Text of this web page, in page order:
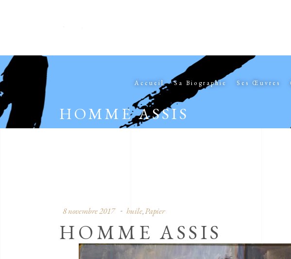
Accueil Sa Biographie Ses Œuvres
HOMME ASSIS
8 novembre 2017 huile, Papier
HOMME ASSIS